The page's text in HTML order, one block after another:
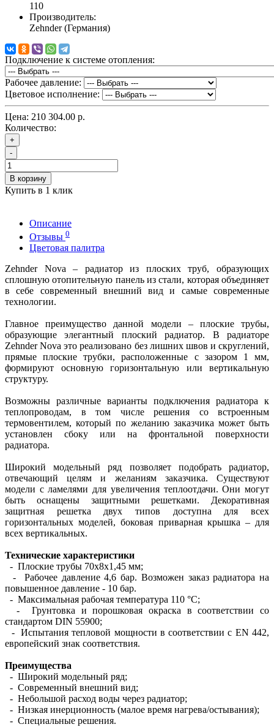
110
Производитель:
Zehnder (Германия)
Подключение к системе отопления:
Рабочее давление:
Цветовое исполнение:
Цена: 210 304.00 р.
Количество:
+
-
В корзину
Купить в 1 клик
Описание
Отзывы 0
Цветовая палитра
Zehnder Nova – радиатор из плоских труб, образующих
сплошную отопительную панель из стали, которая объединяет
в себе современный внешний вид и самые современные
технологии.
Главное преимущество данной модели – плоские трубы,
образующие элегантный плоский радиатор. В радиаторе
Zehnder Nova это реализовано без лишних швов и скруглений,
прямые плоские трубки, расположенные с зазором 1 мм,
формируют основную горизонтальную или вертикальную
структуру.
Возможны различные варианты подключения радиатора к
теплопроводам, в том числе решения со встроенным
термовентилем, который по желанию заказчика может быть
установлен сбоку или на фронтальной поверхности
радиатора.
Широкий модельный ряд позволяет подобрать радиатор,
отвечающий целям и желаниям заказчика. Существуют
модели с ламелями для увеличения теплоотдачи. Они могут
быть оснащены защитными решетками. Декоративная
защитная решетка двух типов доступна для всех
горизонтальных моделей, боковая приварная крышка – для
всех вертикальных.
Технические характеристики
- Плоские трубы 70х8х1,45 мм;
- Рабочее давление 4,6 бар. Возможен заказ радиатора на
повышенное давление - 10 бар.
- Максимальная рабочая температура 110 °С;
- Грунтовка и порошковая окраска в соответствии со
стандартом DIN 55900;
- Испытания тепловой мощности в соответствии с EN 442,
европейский знак соответствия.
Преимущества
- Широкий модельный ряд;
- Современный внешний вид;
- Небольшой расход воды через радиатор;
- Низкая инерционность (малое время нагрева/остывания);
- Специальные решения.